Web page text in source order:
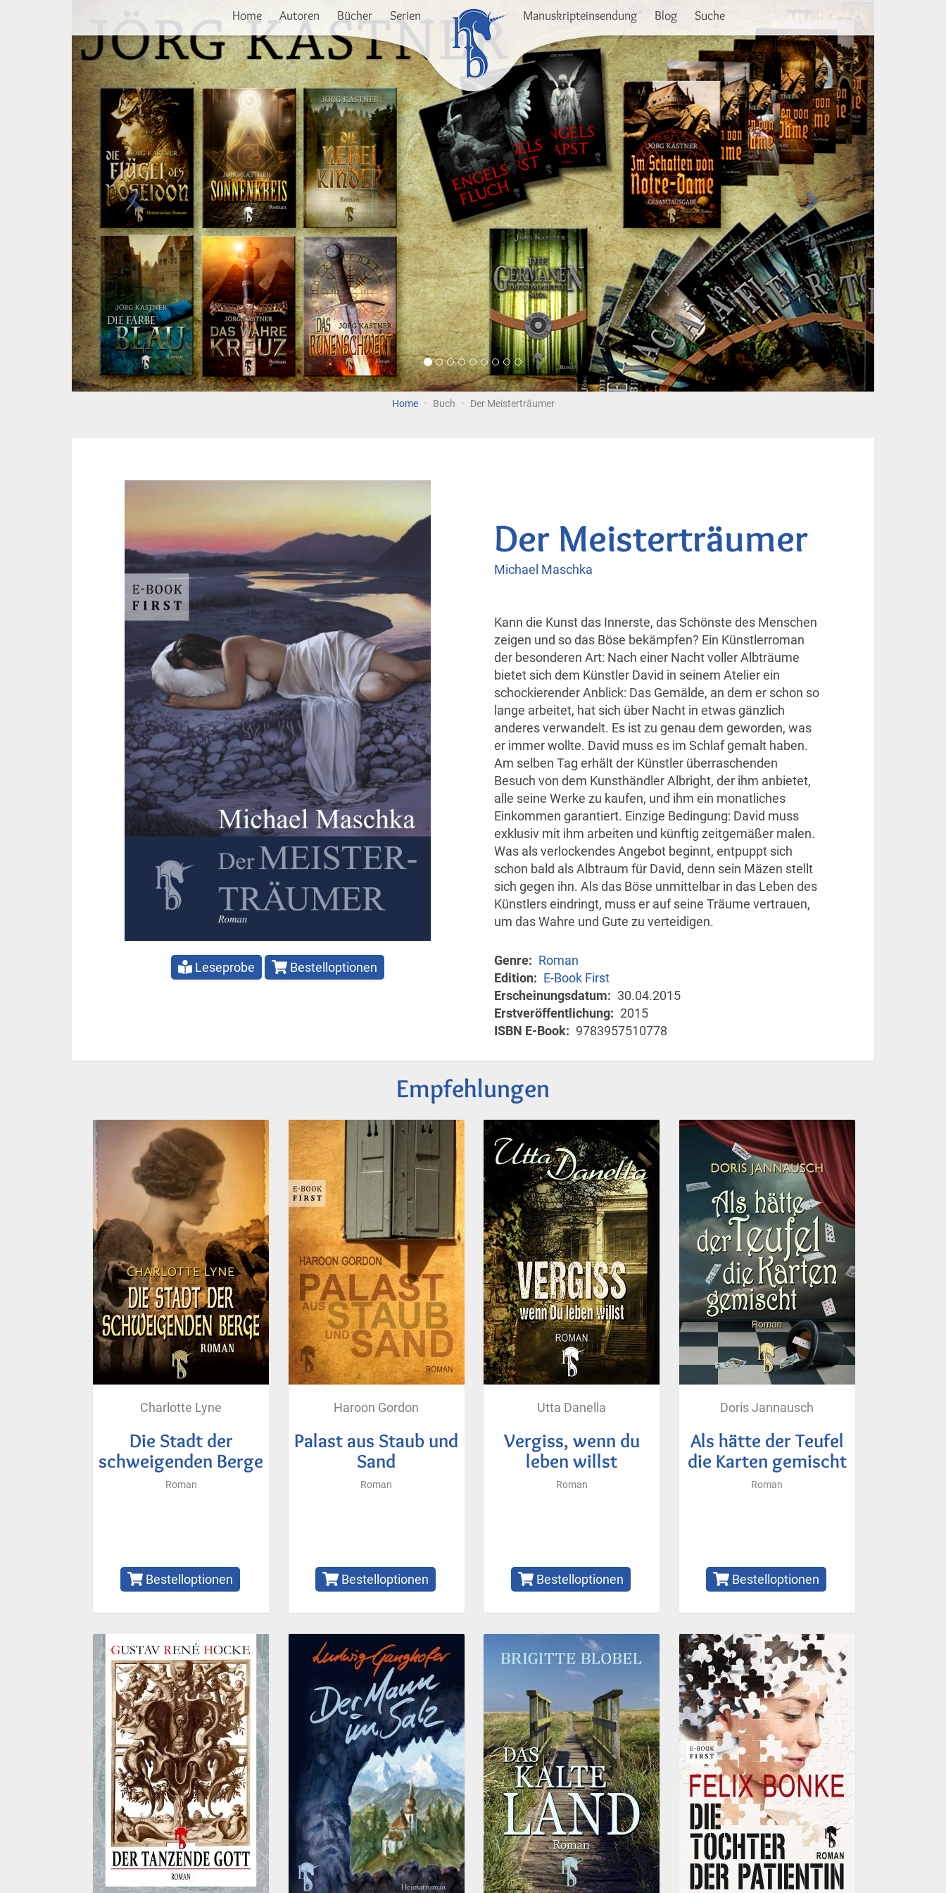
Home Autoren Bücher Serien Manuskripteinsendung Blog Suche Weiter
Home Buch Der Meisterträumer
Leseprobe Bestelloptionen
Der Meisterträumer
Michael Maschka
Kann die Kunst das Innerste, das Schönste des Menschen
zeigen und so das Böse bekämpfen? Ein Künstlerroman
der besonderen Art: Nach einer Nacht voller Albträume
bietet sich dem Künstler David in seinem Atelier ein
schockierender Anblick: Das Gemälde, an dem er schon so
lange arbeitet, hat sich über Nacht in etwas gänzlich
anderes verwandelt. Es ist zu genau dem geworden, was
er immer wollte. David muss es im Schlaf gemalt haben.
Am selben Tag erhält der Künstler überraschenden
Besuch von dem Kunsthändler Albright, der ihm anbietet,
alle seine Werke zu kaufen, und ihm ein monatliches
Einkommen garantiert. Einzige Bedingung: David muss
exklusiv mit ihm arbeiten und künftig zeitgemäßer malen.
Was als verlockendes Angebot beginnt, entpuppt sich
schon bald als Albtraum für David, denn sein Mäzen stellt
sich gegen ihn. Als das Böse unmittelbar in das Leben des
Künstlers eindringt, muss er auf seine Träume vertrauen,
um das Wahre und Gute zu verteidigen.
Genre
Roman
Edition
E-Book First
Erscheinungsdatum
30.04.2015
Erstveröffentlichung
2015
ISBN E-Book
9783957510778
Empfehlungen
Charlotte Lyne
Die Stadt der
schweigenden Berge
Roman
Bestelloptionen
Haroon Gordon
Palast aus Staub und
Sand
Roman
Bestelloptionen
Utta Danella
Vergiss, wenn du
leben willst
Roman
Bestelloptionen
Doris Jannausch
Als hätte der Teufel
die Karten gemischt
Roman
Bestelloptionen